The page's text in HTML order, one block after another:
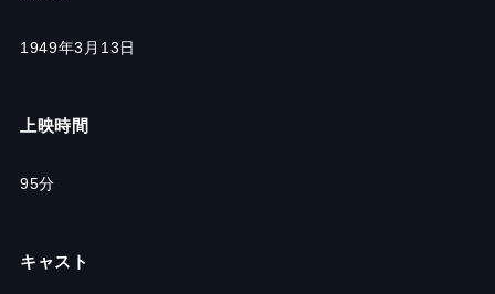
1949年3月13日
上映時間
95分
キャスト